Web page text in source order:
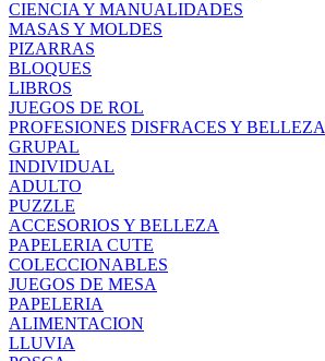
CIENCIA Y MANUALIDADES
MASAS Y MOLDES
PIZARRAS
BLOQUES
LIBROS
JUEGOS DE ROL
PROFESIONES DISFRACES Y BELLEZA
GRUPAL
INDIVIDUAL
ADULTO
PUZZLE
ACCESORIOS Y BELLEZA
PAPELERIA CUTE
COLECCIONABLES
JUEGOS DE MESA
PAPELERIA
ALIMENTACION
LLUVIA